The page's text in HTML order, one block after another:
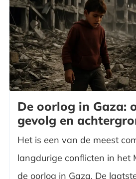
De oorlog in Gaza:
gevolg en
Het is een van de meest
langdurige conflicten in het
de oorlog in Gaza. De